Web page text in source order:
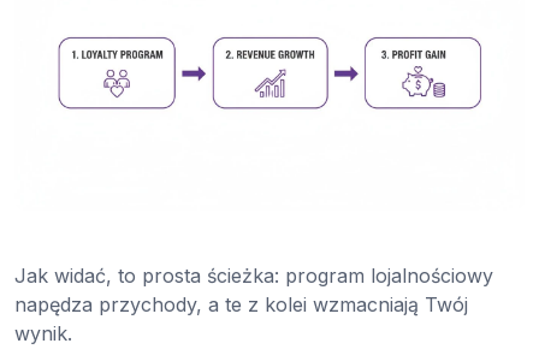
Jak widać, to prosta ścieżka: program lojalnościowy
napędza przychody, a te z kolei wzmacniają Twój
wynik.